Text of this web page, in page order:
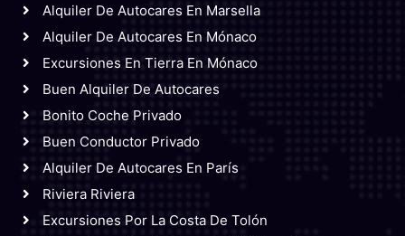
Alquiler De Autocares En Marsella
Alquiler De Autocares En Mónaco
Excursiones En Tierra En Mónaco
Buen Alquiler De Autocares
Bonito Coche Privado
Buen Conductor Privado
Alquiler De Autocares En París
Riviera Riviera
Excursiones Por La Costa De Tolón